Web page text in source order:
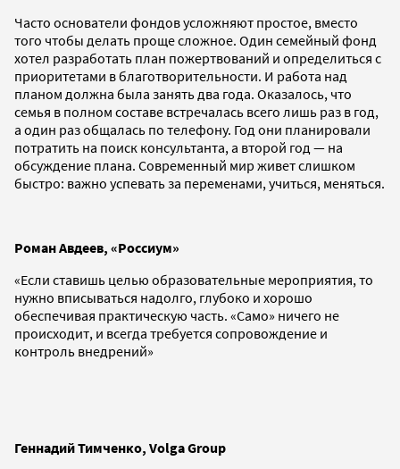
Часто основатели фондов усложняют простое, вместо
того чтобы делать проще сложное. Один семейный фонд
хотел разработать план пожертвований и определиться с
приоритетами в благотворительности. И работа над
планом должна была занять два года. Оказалось, что
семья в полном составе встречалась всего лишь раз в год,
а один раз общалась по телефону. Год они планировали
потратить на поиск консультанта, а второй год — на
обсуждение плана. Современный мир живет слишком
быстро: важно успевать за переменами, учиться, меняться.
Роман Авдеев, «Россиум»
«Если ставишь целью образовательные мероприятия, то
нужно вписываться надолго, глубоко и хорошо
обеспечивая практическую часть. «Само» ничего не
происходит, и всегда требуется сопровождение и
контроль внедрений»
Геннадий Тимченко, Volga Group